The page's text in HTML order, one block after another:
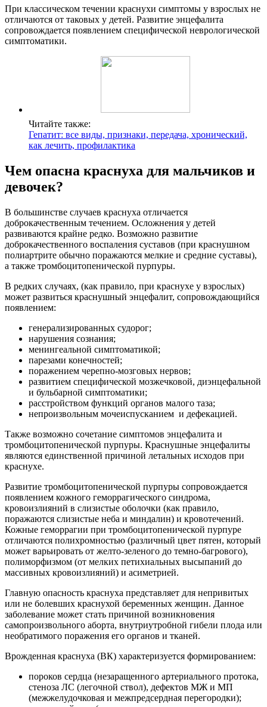
При классическом течении краснухи симптомы у взрослых не
отличаются от таковых у детей. Развитие энцефалита
сопровождается появлением специфической неврологической
симптоматики.
Читайте также:
Гепатит: все виды, признаки, передача, хронический,
как лечить, профилактика
Чем опасна краснуха для мальчиков и
девочек?
В большинстве случаев краснуха отличается
доброкачественным течением. Осложнения у детей
развиваются крайне редко. Возможно развитие
доброкачественного воспаления суставов (при краснушном
полиартрите обычно поражаются мелкие и средние суставы),
а также тромбоцитопенической пурпуры.
В редких случаях, (как правило, при краснухе у взрослых)
может развиться краснушный энцефалит, сопровождающийся
появлением:
генерализированных судорог;
нарушения сознания;
менингеальной симптоматикой;
парезами конечностей;
поражением черепно-мозговых нервов;
развитием специфической мозжечковой, диэнцефальной
и бульбарной симптоматики;
расстройством функций органов малого таза;
непроизвольным мочеиспусканием и дефекацией.
Также возможно сочетание симптомов энцефалита и
тромбоцитопенической пурпуры. Краснушные энцефалиты
являются единственной причиной летальных исходов при
краснухе.
Развитие тромбоцитопенической пурпуры сопровождается
появлением кожного геморрагического синдрома,
кровоизлияний в слизистые оболочки (как правило,
поражаются слизистые неба и миндалин) и кровотечений.
Кожные геморрагии при тромбоцитопенической пурпуре
отличаются полихромностью (различный цвет пятен, который
может варьировать от желто-зеленого до темно-багрового),
полиморфизмом (от мелких петихиальных высыпаний до
массивных кровоизлияний) и асиметрией.
Главную опасность краснуха представляет для непривитых
или не болевших краснухой беременных женщин. Данное
заболевание может стать причиной возникновения
самопроизвольного аборта, внутриутробной гибели плода или
необратимого поражения его органов и тканей.
Врожденная краснуха (ВК) характеризуется формированием:
пороков сердца (незаращенного артериального протока,
стеноза ЛС (легочной ствол), дефектов МЖ и МП
(межжелудочковая и межпредсердная перегородки);